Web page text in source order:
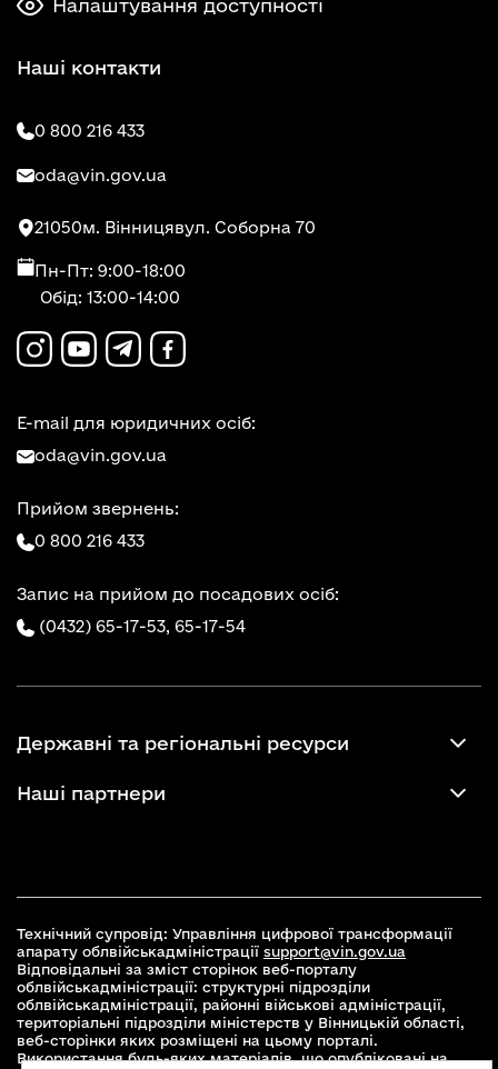
Налаштування доступності
Наші контакти
0 800 216 433
oda@vin.gov.ua
21050м. Вінницявул. Соборна 70
Пн-Пт: 9:00-18:00
Обід: 13:00-14:00
E-mail для юридичних осіб:
oda@vin.gov.ua
Прийом звернень:
0 800 216 433
Запис на прийом до посадових осіб:
(0432) 65-17-53, 65-17-54
Державні та регіональні ресурси
Наші партнери
Технічний супровід: Управління цифрової трансформації
апарату облвійськадміністрації support@vin.gov.ua
Відповідальні за зміст сторінок веб-порталу
облвійськадміністрації: структурні підрозділи
облвійськадміністрації, районні військові адміністрації,
територіальні підрозділи міністерств у Вінницькій області,
веб-сторінки яких розміщені на цьому порталі.
Використання будь-яких матеріалів, що опубліковані на